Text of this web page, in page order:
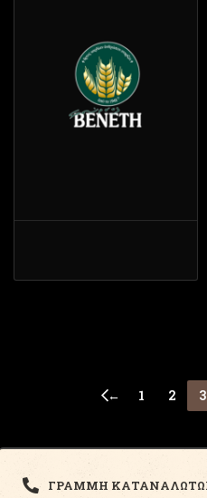
← 1 2 3
ΓΡΑΜΜΗ ΚΑΤΑΝΑΛΩΤΩΝ